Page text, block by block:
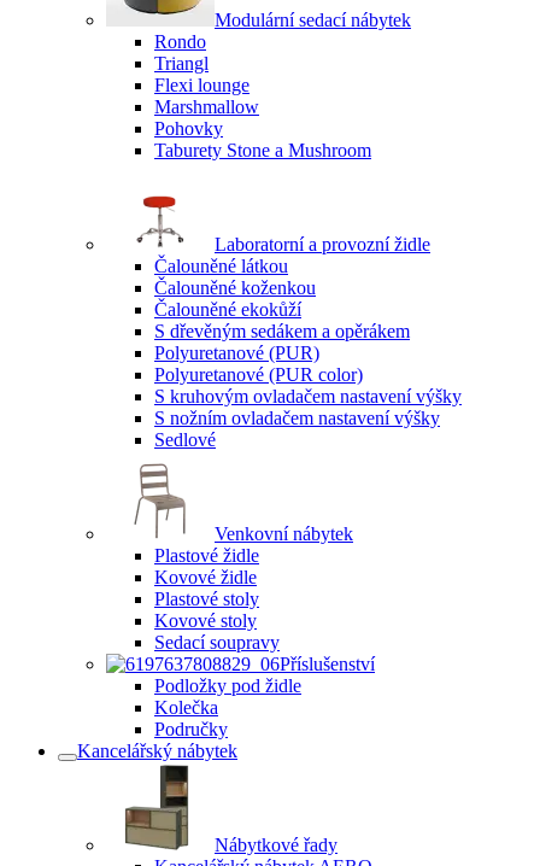
Modulární sedací nábytek
Rondo
Triangl
Flexi lounge
Marshmallow
Pohovky
Taburety Stone a Mushroom
Laboratorní a provozní židle
Čalouněné látkou
Čalouněné koženkou
Čalouněné ekokůží
S dřevěným sedákem a opěrákem
Polyuretanové (PUR)
Polyuretanové (PUR color)
S kruhovým ovladačem nastavení výšky
S nožním ovladačem nastavení výšky
Sedlové
Venkovní nábytek
Plastové židle
Kovové židle
Plastové stoly
Kovové stoly
Sedací soupravy
Příslušenství
Podložky pod židle
Kolečka
Područky
Kancelářský nábytek
Nábytkové řady